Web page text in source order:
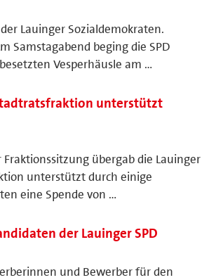
Lauinger Sozialdemokraten.
Samstagabend beging die SPD
Vesperhäusle am …
unterstützt
übergab die Lauinger
unterstützt durch einige
eine Spende von …
der Lauinger SPD
und Bewerber für den